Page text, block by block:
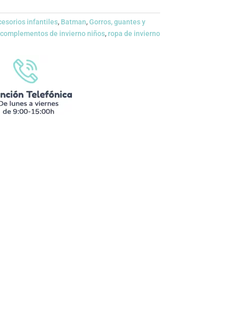
infantiles, Batman,Gorros, guantes y
complementos de invierno niños, ropa de invierno